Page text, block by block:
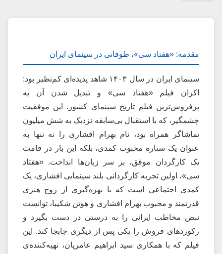
مقدمه: «هفتاد سی»، طوفانی در سینمای ایران
سینمای ایران در سال ۱۴۰۳ شاهد پدیده‌ای کم‌نظیر بود:
اکران فیلم «هفتاد سی» و تبدیل شدن آن به
پرفروش‌ترین فیلم تاریخ سینمای کشور. این موفقیت
چشمگیر، که با استقبال بی‌سابقه نزدیک به شش میلیون
تماشاگر همراه بود، نام بهرام افشاری را نه تنها به
عنوان یک ستاره محبوب کمدی، بلکه این بار در قامت
یک کارگردان موفق، بر سر زبان‌ها انداخت. «هفتاد
سی»، اولین تجربه کارگردانی بلند سینمایی افشاری، یک
کمدی اجتماعی است که با بهره‌گیری از زوج هنری
قدرتمند و محبوب بهرام افشاری و هوتن شکیبا، توانست
نبض مخاطب ایرانی را به درستی در دست بگیرد و
رکوردهای فروش را یکی پس از دیگری جابجا کند. این
فیلم که با همکاری سید ابراهیم عامریان، تهیه‌کننده‌ی